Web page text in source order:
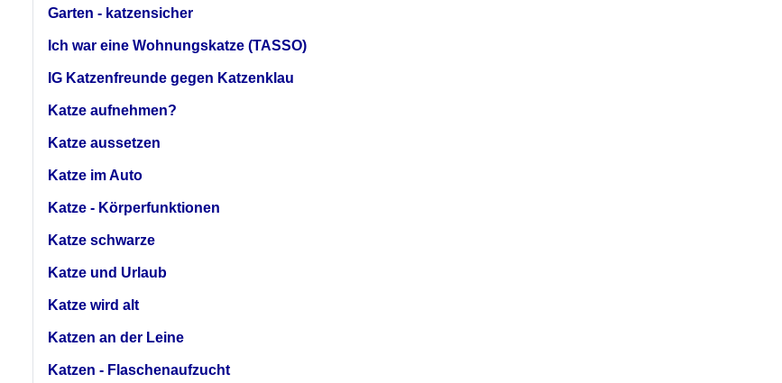
Garten - katzensicher
Ich war eine Wohnungskatze (TASSO)
IG Katzenfreunde gegen Katzenklau
Katze aufnehmen?
Katze aussetzen
Katze im Auto
Katze - Körperfunktionen
Katze schwarze
Katze und Urlaub
Katze wird alt
Katzen an der Leine
Katzen - Flaschenaufzucht